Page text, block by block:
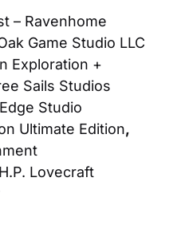
– Ravenhome
Game Studio LLC
Exploration +
Sails Studios
Studio
Ultimate Edition,
Lovecraft